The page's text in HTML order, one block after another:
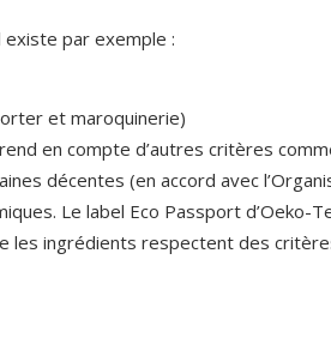
existe par exemple :
et maroquinerie)
en compte d’autres critères
décentes (en accord avec
Le label Eco Passport d’Oeko-
les ingrédients respectent des